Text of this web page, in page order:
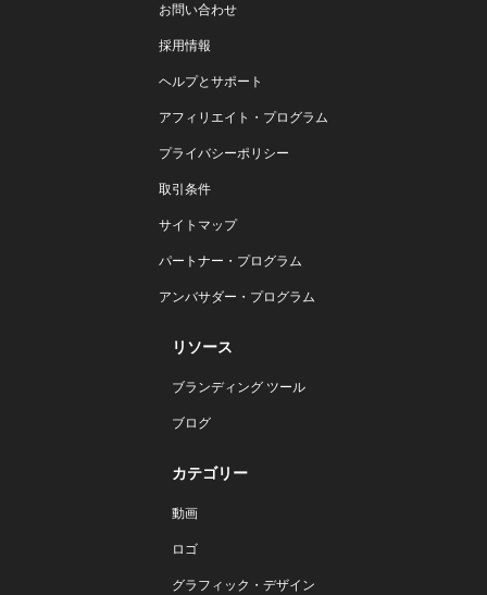
お問い合わせ
採用情報
ヘルプとサポート
アフィリエイト・プログラム
プライバシーポリシー
取引条件
サイトマップ
パートナー・プログラム
アンバサダー・プログラム
リソース
ブランディング ツール
ブログ
カテゴリー
動画
ロゴ
グラフィック・デザイン